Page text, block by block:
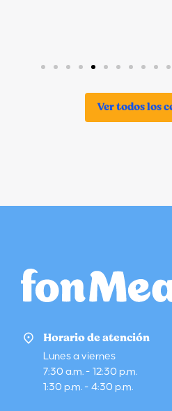
Ver todos los
Horario de atención
Lunes a viernes
7:30 a.m. - 12:30 p.m.
1:30 p.m. - 4:30 p.m.